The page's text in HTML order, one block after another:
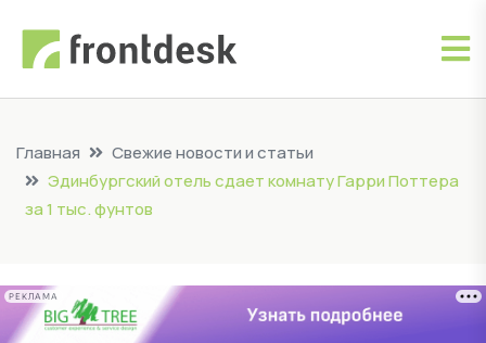
Главная
Свежие новости и статьи
Эдинбургский отель сдает комнату Гарри Поттера
за 1 тыс. фунтов
РЕКЛАМА